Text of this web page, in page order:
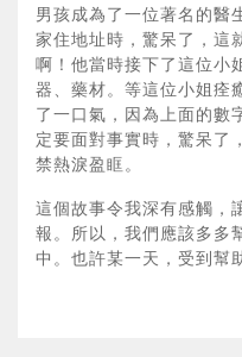
男孩成為了一位著名的醫
家住地址時，驚呆了，這
啊！他當時接下了這位小
器、藥材。等這位小姐痊
了一口氣，因為上面的數
定要面對事實時，驚呆了
禁熱淚盈眶。
這個故事令我深有感觸，
報。所以，我們應該多多
中。也許某一天，受到幫